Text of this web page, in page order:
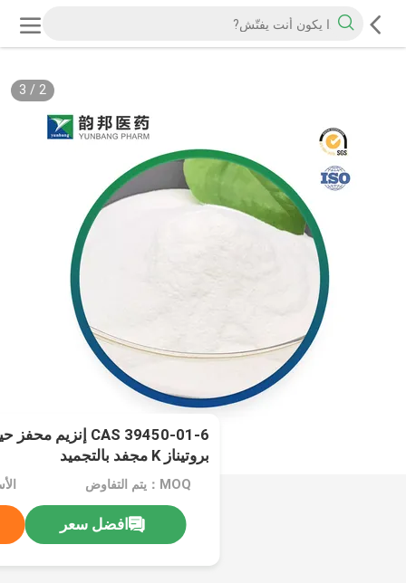
2
/
3
بروتيناز K مجفد بالتجميد
MOQ：يتم التفاوض
افضل سعر